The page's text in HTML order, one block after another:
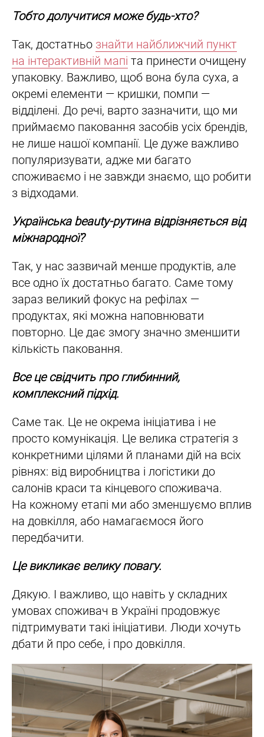
Тобто долучитися може будь-хто?
Так, достатньо знайти найближчий пункт
на інтерактивній мапі та принести очищену
упаковку. Важливо, щоб вона була суха, а
окремі елементи — кришки, помпи —
відділені. До речі, варто зазначити, що ми
приймаємо паковання засобів усіх брендів,
не лише нашої компанії. Це дуже важливо
популяризувати, адже ми багато
споживаємо і не завжди знаємо, що робити
з відходами.
Українська beauty-рутина відрізняється від
міжнародної?
Так, у нас зазвичай менше продуктів, але
все одно їх достатньо багато. Саме тому
зараз великий фокус на рефілах —
продуктах, які можна наповнювати
повторно. Це дає змогу значно зменшити
кількість паковання.
Все це свідчить про глибинний,
комплексний підхід.
Саме так. Це не окрема ініціатива і не
просто комунікація. Це велика стратегія з
конкретними цілями й планами дій на всіх
рівнях: від виробництва і логістики до
салонів краси та кінцевого споживача.
На кожному етапі ми або зменшуємо вплив
на довкілля, або намагаємося його
передбачити.
Це викликає велику повагу.
Дякую. І важливо, що навіть у складних
умовах споживач в Україні продовжує
підтримувати такі ініціативи. Люди хочуть
дбати й про себе, і про довкілля.